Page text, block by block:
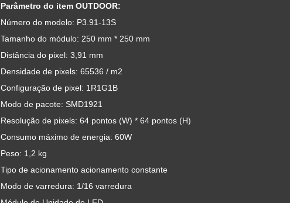
Parâmetro do item OUTDOOR:
Número do modelo: P3.91-13S
Tamanho do módulo: 250 mm * 250 mm
Distância do pixel: 3,91 mm
Densidade de pixels: 65536 / m2
Configuração de pixel: 1R1G1B
Modo de pacote: SMD1921
Resolução de pixels: 64 pontos (W) * 64 pontos (H)
Consumo máximo de energia: 60W
Peso: 1,2 kg
Tipo de acionamento acionamento constante
Modo de varredura: 1/16 varredura